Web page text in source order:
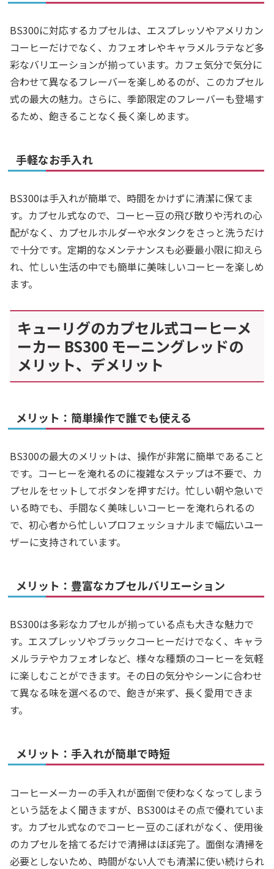
BS300に対応するカプセルは、エスプレッソやアメリカン
コーヒーだけでなく、カフェオレやキャラメルラテなど多
彩なバリエーションが揃っています。カフェ気分で気分に
合わせて異なるフレーバーを楽しめるのが、このカプセル
式の最大の魅力。さらに、季節限定のフレーバーも登場す
るため、飽きることなく長く楽しめます。
手軽なお手入れ
BS300は手入れが簡単で、時間をかけずに清潔に保てま
す。カプセル式なので、コーヒー豆の飛び散りや汚れの心
配がなく、カプセルホルダーや水タンクをさっと洗うだけ
で十分です。定期的なメンテナンスも必要最小限に抑えら
れ、忙しい生活の中でも簡単に美味しいコーヒーを楽しめ
ます。
キューリグのカプセル式コーヒーメ
ーカー BS300 モーニングレッドの
メリット、デメリット
メリット：簡単操作で誰でも使える
BS300の最大のメリットは、操作が非常に簡単であること
です。コーヒーを淹れるのに複雑なステップは不要で、カ
プセルをセットしてボタンを押すだけ。忙しい朝や急いで
いる時でも、手間なく美味しいコーヒーを淹れられるの
で、初心者から忙しいプロフェッショナルまで幅広いユー
ザーに支持されています。
メリット：豊富なカプセルバリエーション
BS300は多彩なカプセルが揃っている点も大きな魅力で
す。エスプレッソやブラックコーヒーだけでなく、キャラ
メルラテやカフェオレなど、様々な種類のコーヒーを気軽
に楽しむことができます。その日の気分やシーンに合わせ
て異なる味を選べるので、飽きが来ず、長く愛用できま
す。
メリット：手入れが簡単で時短
コーヒーメーカーの手入れが面倒で使わなくなってしまう
という話をよく聞きますが、BS300はその点で優れていま
す。カプセル式なのでコーヒー豆のこぼれがなく、使用後
のカプセルを捨てるだけで清掃はほぼ完了。面倒な清掃を
必要としないため、時間がない人でも清潔に使い続けられ